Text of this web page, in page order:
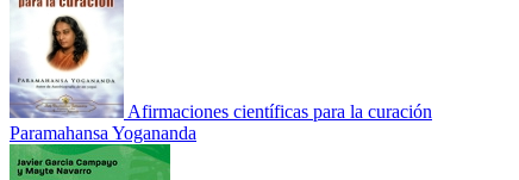
Afirmaciones científicas para la curación
Paramahansa Yogananda